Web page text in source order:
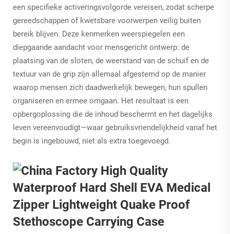
een specifieke activeringsvolgorde vereisen, zodat scherpe
gereedschappen of kwetsbare voorwerpen veilig buiten
bereik blijven. Deze kenmerken weerspiegelen een
diepgaande aandacht voor mensgericht ontwerp: de
plaatsing van de sloten, de weerstand van de schuif en de
textuur van de grip zijn allemaal afgestemd op de manier
waarop mensen zich daadwerkelijk bewegen, hun spullen
organiseren en ermee omgaan. Het resultaat is een
opbergoplossing die de inhoud beschermt en het dagelijks
leven vereenvoudigt—waar gebruiksvriendelijkheid vanaf het
begin is ingebouwd, niet als extra toegevoegd.